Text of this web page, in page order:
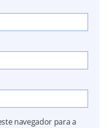
navegador para a